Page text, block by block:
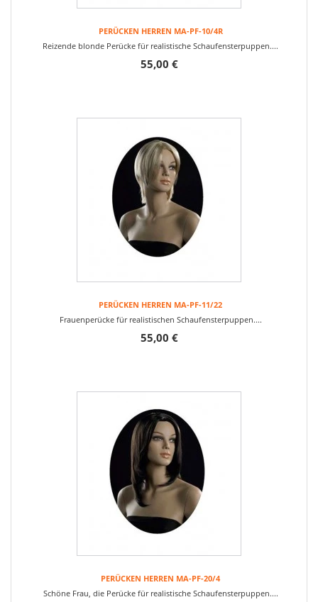
PERÜCKEN HERREN MA-PF-10/4R
Reizende blonde Perücke für realistische Schaufensterpuppen....
55,00 €
PERÜCKEN HERREN MA-PF-11/22
Frauenperücke für realistischen Schaufensterpuppen....
55,00 €
PERÜCKEN HERREN MA-PF-20/4
Schöne Frau, die Perücke für realistische Schaufensterpuppen....